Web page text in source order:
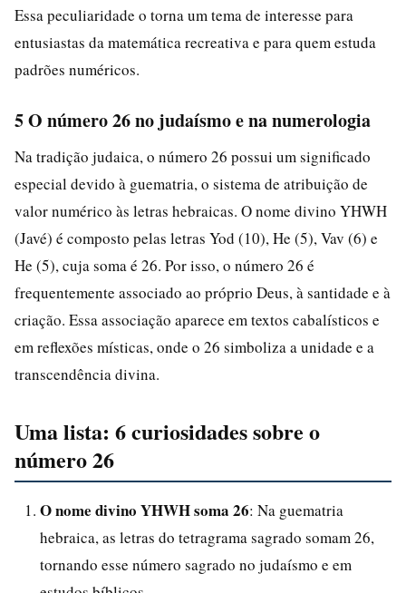
Essa peculiaridade o torna um tema de interesse para
entusiastas da matemática recreativa e para quem estuda
padrões numéricos.
5 O número 26 no judaísmo e na numerologia
Na tradição judaica, o número 26 possui um significado
especial devido à guematria, o sistema de atribuição de
valor numérico às letras hebraicas. O nome divino YHWH
(Javé) é composto pelas letras Yod (10), He (5), Vav (6) e
He (5), cuja soma é 26. Por isso, o número 26 é
frequentemente associado ao próprio Deus, à santidade e à
criação. Essa associação aparece em textos cabalísticos e
em reflexões místicas, onde o 26 simboliza a unidade e a
transcendência divina.
Uma lista: 6 curiosidades sobre o
número 26
O nome divino YHWH soma 26: Na guematria
hebraica, as letras do tetragrama sagrado somam 26,
tornando esse número sagrado no judaísmo e em